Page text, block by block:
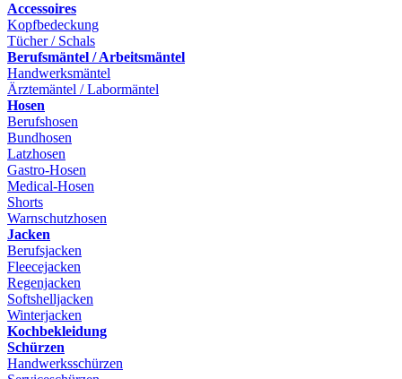
Accessoires
Kopfbedeckung
Tücher / Schals
Berufsmäntel / Arbeitsmäntel
Handwerksmäntel
Ärztemäntel / Labormäntel
Hosen
Berufshosen
Bundhosen
Latzhosen
Gastro-Hosen
Medical-Hosen
Shorts
Warnschutzhosen
Jacken
Berufsjacken
Fleecejacken
Regenjacken
Softshelljacken
Winterjacken
Kochbekleidung
Schürzen
Handwerksschürzen